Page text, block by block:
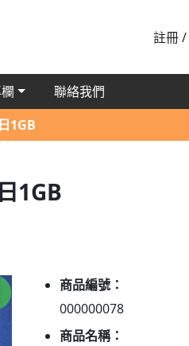
註冊/
聯絡我們
1GB
1GB
商品編號：
000000078
商品名稱：